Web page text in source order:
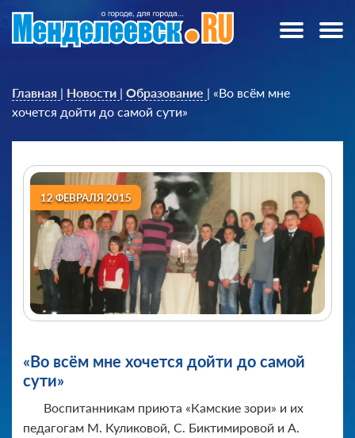
Главная | Новости | Образование | «Во всём мне
хочется дойти до самой сути»
12 ФЕВРАЛЯ 2015
«Во всём мне хочется дойти до самой
сути»
Воспитанникам приюта «Камские зори» и их
педагогам М. Куликовой, С. Биктимировой и А.